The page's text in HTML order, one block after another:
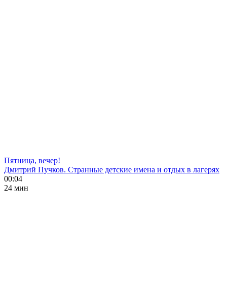
Пятница, вечер!
Дмитрий Пучков. Странные детские имена и отдых в лагерях
00:04
24 мин